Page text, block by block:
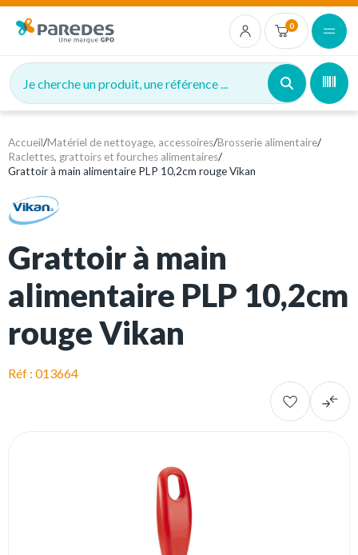
0
Je cherche un produit, une référence ...
Accueil/Matériel de nettoyage, accessoires/Brosserie alimentaire/
Raclettes, grattoirs et fourches alimentaires/
Grattoir à main alimentaire PLP 10,2cm rouge Vikan
Grattoir à main
alimentaire PLP 10,2cm
rouge Vikan
Réf : 013664